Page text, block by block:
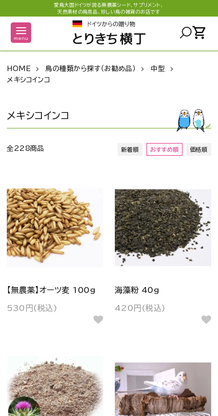
愛鳥大国ドイツが誇る無農薬シード、サプリメント、
天然素材の鳥用品、珍しい鳥の雑貨のお店です
menu shopping_cart
HOME 鳥の種類から探す（お勧め品）
中型
メキシコインコ
メキシコインコ
全228商品 新着順 おすすめ順 価格順
【無農薬】オーツ麦 100g
530円(税込)
海藻粉 40g
420円(税込)